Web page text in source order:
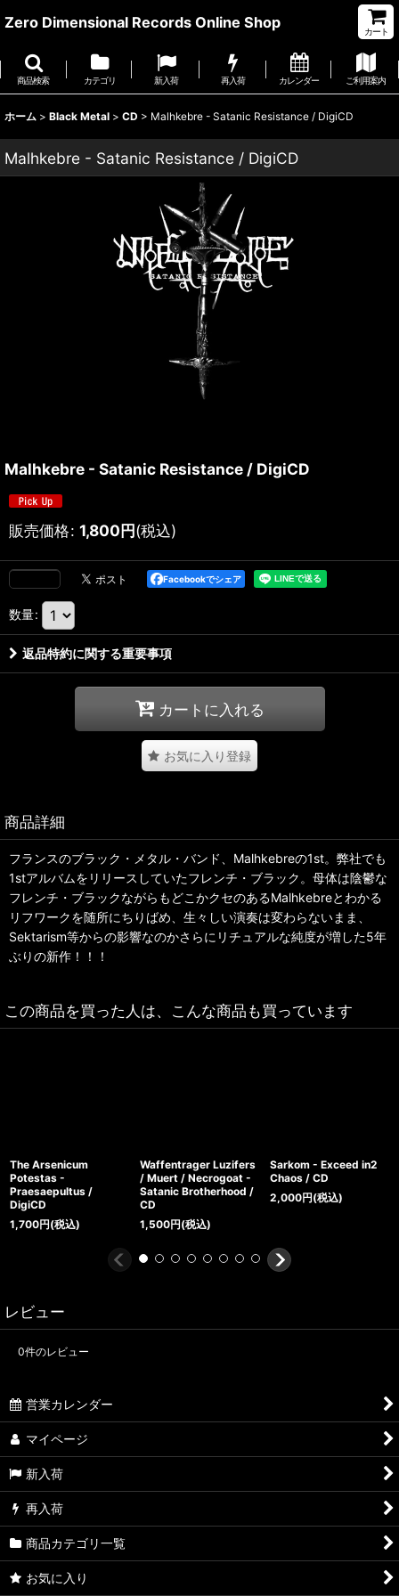
Zero Dimensional Records Online Shop
カート
商品検索 カテゴリ 新入荷 再入荷 カレンダー ご利用案内
ホーム > Black Metal > CD > Malhkebre - Satanic Resistance / DigiCD
Malhkebre - Satanic Resistance / DigiCD
Malhkebre - Satanic Resistance / DigiCD
販売価格: 1,800円(税込)
Facebookでシェア
数量:
返品特約に関する重要事項
カートに入れる
お気に入り登録
商品詳細
フランスのブラック・メタル・バンド、Malhkebreの1st。弊社でも
1stアルバムをリリースしていたフレンチ・ブラック。母体は陰鬱な
フレンチ・ブラックながらもどこかクセのあるMalhkebreとわかる
リフワークを随所にちりばめ、生々しい演奏は変わらないまま、
Sektarism等からの影響なのかさらにリチュアルな純度が増した5年
ぶりの新作！！！
この商品を買った人は、こんな商品も買っています
The Arsenicum
Potestas -
Praesaepultus /
DigiCD
1,700円(税込)
Waffentrager Luzifers
/ Muert / Necrogoat -
Satanic Brotherhood /
CD
1,500円(税込)
Sarkom - Exceed in2
Chaos / CD
2,000円(税込)
レビュー
0件のレビュー
営業カレンダー
マイページ
新入荷
再入荷
商品カテゴリ一覧
お気に入り